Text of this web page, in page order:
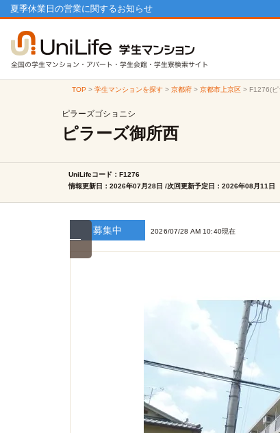
夏季休業日の営業に関するお知らせ
TOP > 学生マンションを探す> 京都府> 京都市上京区> F1276(ピ
ピラーズゴショニシ
ピラーズ御所西
UniLifeコード：F1276
情報更新日：2026年07月28日 /次回更新予定日：2026年08月11日
募集中 2026/07/28 AM 10:40現在